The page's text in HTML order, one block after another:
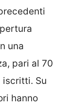
una
pari al 70
iscritti. Su
hanno